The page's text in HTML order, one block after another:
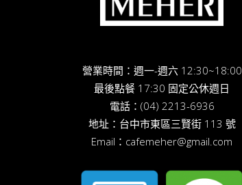
營業時間：週一-週六 12:30~18:00
最後點餐 17:30 固定公休週日
電話： (04) 2213-6936
地址： 台中市東區三賢街 113 號
Email： cafemeher@gmail.com